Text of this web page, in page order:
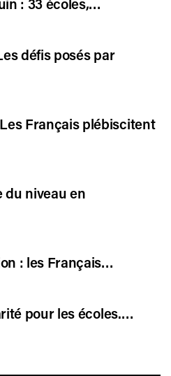
défis posés par
Français plébiscitent
du niveau en
: les Français…
pour les écoles.…